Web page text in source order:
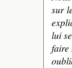
sur
lui
faire